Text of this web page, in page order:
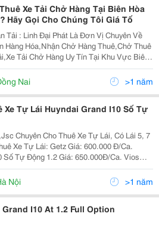
Xe Tải Chở Hàng Tại Biên Hòa
Hãy Gọi Cho Chúng Tôi Giá Tố
Tải : Linh Đại Phát Là Đơn Vị Chuyên Về
Hàng Hóa,Nhận Chở Hàng Thuê,Chở Thuê
Tải Chở Hàng Uy Tín Tại Khu Vực Biên
Vụ Quý
Mọi Giờ Trong Ngày,Và Mọi Ngày Trong...
Nai >1 năm
Xe Tự Lái Huyndai Grand I10 Số Tự
Chuyên Cho Thuê Xe Tự Lái, Có Lái 5, 7
Tự Động 1.2 Giá: 650.000Đ/Ca. Vios
Đ/Ca. Vios E 2010 Giá: 800.000
G 2008
Nội >1 năm
Grand I10 At 1.2 Full Option